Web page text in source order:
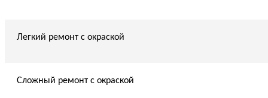
Легкий ремонт с окраской
Сложный ремонт с окраской